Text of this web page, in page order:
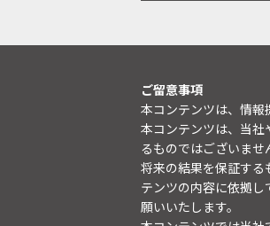
ご留意事項
本コンテンツは、情報
本コンテンツは、当
るものではございま
将来の結果を保証する
テンツの内容に依拠
願いいたします。